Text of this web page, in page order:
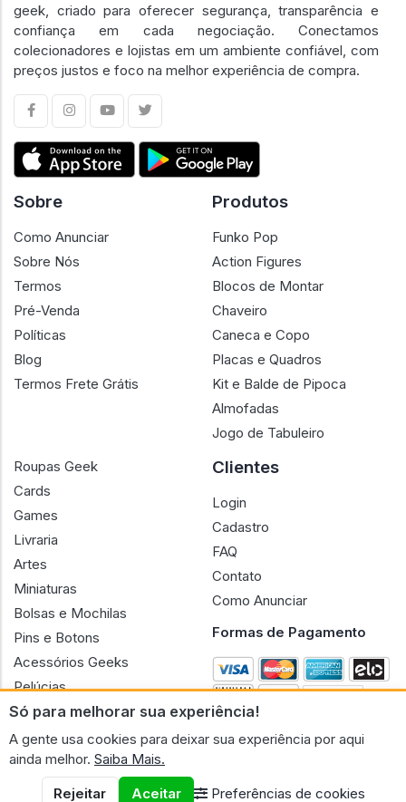
Só para melhorar sua experiência!
A gente usa cookies para deixar sua experiência por aqui
ainda melhor. Saiba Mais.
Rejeitar
Aceitar Preferências de cookies
geek, criado para oferecer segurança, transparência e
confiança em cada negociação. Conectamos
colecionadores e lojistas em um ambiente confiável, com
preços justos e foco na melhor experiência de compra.
Sobre
Como Anunciar
Sobre Nós
Termos
Pré-Venda
Políticas
Blog
Termos Frete Grátis
Produtos
Funko Pop
Action Figures
Blocos de Montar
Chaveiro
Caneca e Copo
Placas e Quadros
Kit e Balde de Pipoca
Almofadas
Jogo de Tabuleiro
Roupas Geek
Cards
Games
Livraria
Artes
Miniaturas
Bolsas e Mochilas
Pins e Botons
Acessórios Geeks
Pelúcias
Bonecas
Clientes
Login
Cadastro
FAQ
Contato
Como Anunciar
Formas de Pagamento